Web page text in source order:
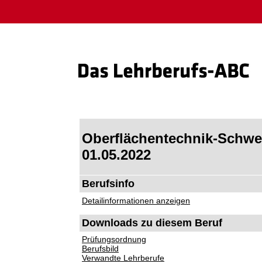
Oberflächentechnik-
01.05.2022
Berufsinfo
Detailinformationen anzeigen
Downloads zu diesem Beruf
Prüfungsordnung
Berufsbild
Verwandte Lehrberufe